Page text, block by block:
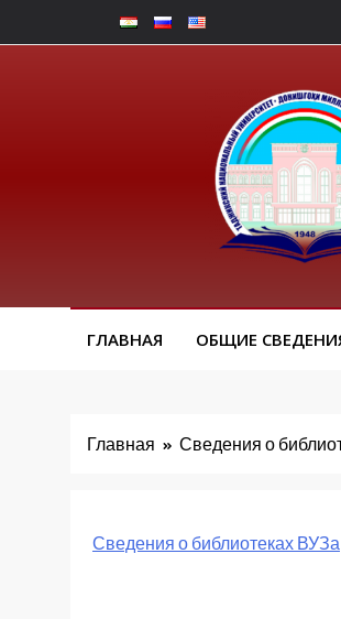
к
ГЛАВНАЯ ОБЩИЕ
Главная Сведения о
Сведения о библиотеках ВУЗа